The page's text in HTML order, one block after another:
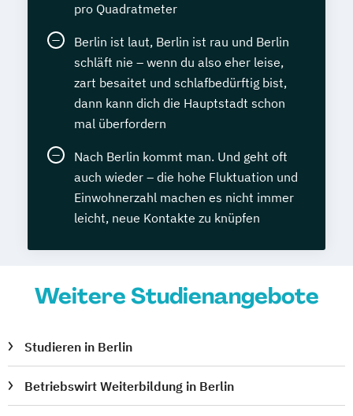
pro Quadratmeter
Berlin ist laut, Berlin ist rau und Berlin
schläft nie – wenn du also eher leise,
zart besaitet und schlafbedürftig bist,
dann kann dich die Hauptstadt schon
mal überfordern
Nach Berlin kommt man. Und geht oft
auch wieder – die hohe Fluktuation und
Einwohnerzahl machen es nicht immer
leicht, neue Kontakte zu knüpfen
Weitere Studienangebote
Studieren in Berlin
Betriebswirt Weiterbildung in Berlin